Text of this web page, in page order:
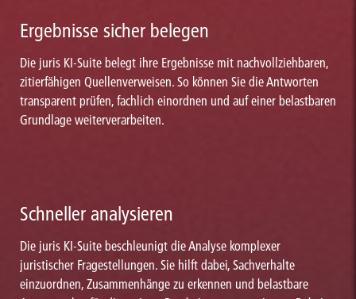
Ergebnisse sicher belegen
Die juris KI-Suite belegt ihre Ergebnisse mit nachvollziehbaren,
zitierfähigen Quellenverweisen. So können Sie die Antworten
transparent prüfen, fachlich einordnen und auf einer belastbaren
Grundlage weiterverarbeiten.
Schneller analysieren
Die juris KI-Suite beschleunigt die Analyse komplexer
juristischer Fragestellungen. Sie hilft dabei, Sachverhalte
einzuordnen, Zusammenhänge zu erkennen und belastbare